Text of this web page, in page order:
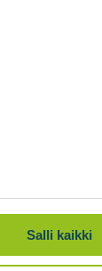
Salli kaikki